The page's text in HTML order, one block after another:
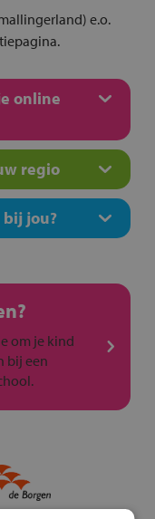
e.o.
online
regio
jou?
om je kind
bij een